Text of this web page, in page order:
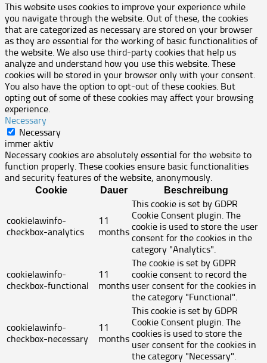
This website uses cookies to improve your experience while
you navigate through the website. Out of these, the cookies
that are categorized as necessary are stored on your browser
as they are essential for the working of basic functionalities of
the website. We also use third-party cookies that help us
analyze and understand how you use this website. These
cookies will be stored in your browser only with your consent.
You also have the option to opt-out of these cookies. But
opting out of some of these cookies may affect your browsing
experience.
Necessary
Necessary
immer aktiv
Necessary cookies are absolutely essential for the website to
function properly. These cookies ensure basic functionalities
and security features of the website, anonymously.
Cookie Dauer Beschreibung
cookielawinfo-
checkbox-analytics
11
months
This cookie is set by GDPR
Cookie Consent plugin. The
cookie is used to store the user
consent for the cookies in the
category "Analytics".
cookielawinfo-
checkbox-functional
11
months
The cookie is set by GDPR
cookie consent to record the
user consent for the cookies in
the category "Functional".
cookielawinfo-
checkbox-necessary
11
months
This cookie is set by GDPR
Cookie Consent plugin. The
cookies is used to store the
user consent for the cookies in
the category "Necessary".